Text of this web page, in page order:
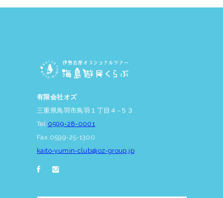
有限会社オズ
三重県鳥羽市鳥羽１丁目４−５３
Tel. 0599-28-0001
Fax.0599-25-1300
kaito-yumin-club@oz-group.jp